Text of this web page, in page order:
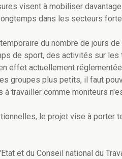
visent à mobiliser
dans les secteurs
du nombre de jours
de sport, des activités sur
effet actuellement
groupes plus petits, il faut
travailler comme moniteurs
le projet vise à porter
et du Conseil national du